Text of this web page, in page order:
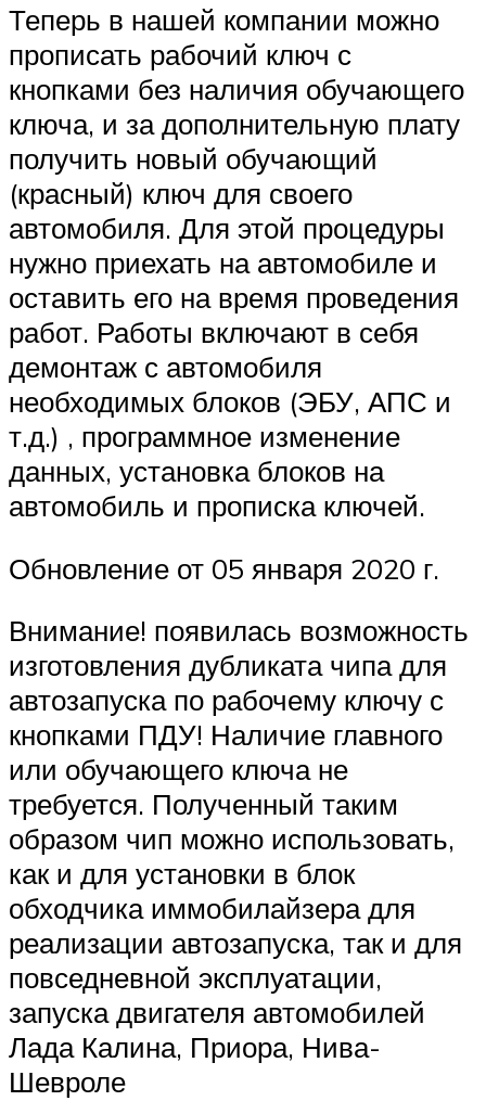
Теперь в нашей компании можно
прописать рабочий ключ с
кнопками без наличия обучающего
ключа, и за дополнительную плату
получить новый обучающий
(красный) ключ для своего
автомобиля. Для этой процедуры
нужно приехать на автомобиле и
оставить его на время проведения
работ. Работы включают в себя
демонтаж с автомобиля
необходимых блоков (ЭБУ, АПС и
т.д.) , программное изменение
данных, установка блоков на
автомобиль и прописка ключей.
Обновление от 05 января 2020 г.
Внимание! появилась возможность
изготовления дубликата чипа для
автозапуска по рабочему ключу с
кнопками ПДУ! Наличие главного
или обучающего ключа не
требуется. Полученный таким
образом чип можно использовать,
как и для установки в блок
обходчика иммобилайзера для
реализации автозапуска, так и для
повседневной эксплуатации,
запуска двигателя автомобилей
Лада Калина, Приора, Нива-
Шевроле